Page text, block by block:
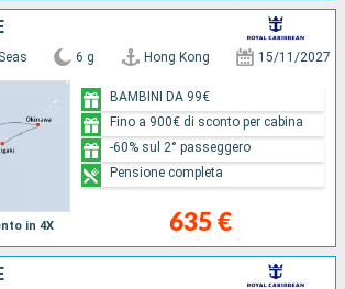
in 4X
6 g Hong Kong 15/11/2027
635 €
BAMBINI DA 99€
Fino a 900€ di sconto per cabina
-60% sul 2° passeggero
Pensione completa